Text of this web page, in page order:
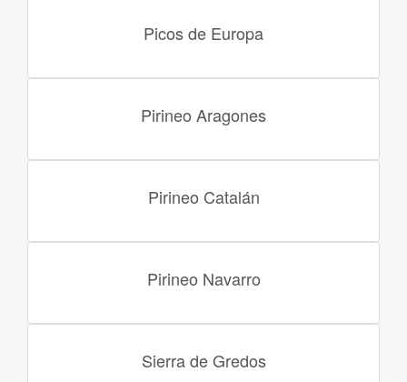
Picos de Europa
Pirineo Aragones
Pirineo Catalán
Pirineo Navarro
Sierra de Gredos